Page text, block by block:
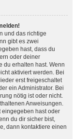
und das richtige
gibt es zwei
hast, dass du
oder deiner
du erhalten hast. Wenn
aktiviert werden. Bei
erst freigeschaltet
ein Administrator. Bei
nötig ist oder nicht.
Anweisungen.
eingegeben hast oder
du dir sicher bist,
dann kontaktiere einen